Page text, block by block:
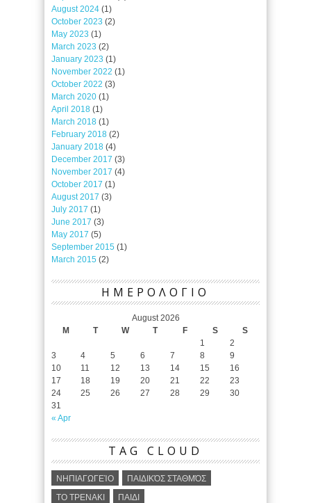
August 2024 (1)
October 2023 (2)
May 2023 (1)
March 2023 (2)
January 2023 (1)
November 2022 (1)
October 2022 (3)
March 2020 (1)
April 2018 (1)
March 2018 (1)
February 2018 (2)
January 2018 (4)
December 2017 (3)
November 2017 (4)
October 2017 (1)
August 2017 (3)
July 2017 (1)
June 2017 (3)
May 2017 (5)
September 2015 (1)
March 2015 (2)
ΗΜΕΡΟΛΟΓΙΟ
August 2026
M
T W T F S S
« Apr
1
2
3
4 5 6 7 8
9
10
11 12 13 14 15
16
17
18 19 20 21 22
23
24
25 26 27 28 29
30
31
TAG CLOUD
ΝΗΠΙΑΓΩΓΕΊΟ
ΠΑΙΔΙΚΌΣ ΣΤΑΘΜΌΣ
ΤΟ ΤΡΕΝΑΚΙ
ΠΑΙΔΙ